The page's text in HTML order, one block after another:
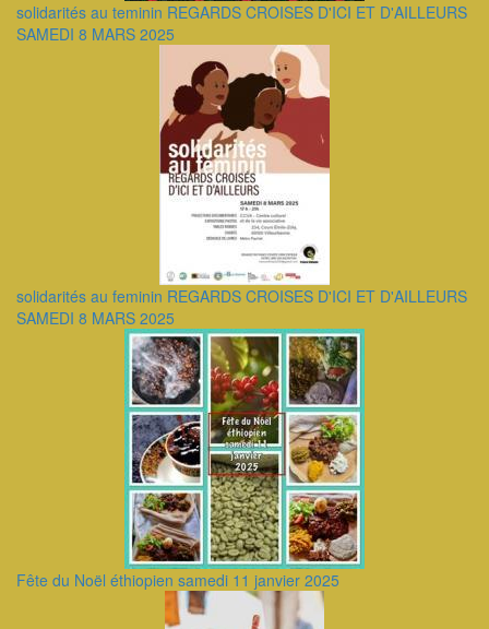
solidarités au teminin REGARDS CROISES D'ICI ET D'AILLEURS
SAMEDI 8 MARS 2025
solidarités au feminin REGARDS CROISES D'ICI ET D'AILLEURS
SAMEDI 8 MARS 2025
Fête du Noël éthiopien samedi 11 janvier 2025